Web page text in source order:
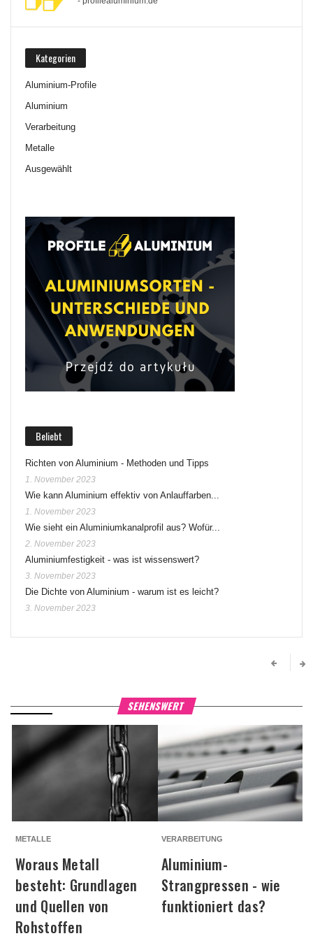
Kategorien
Aluminium-Profile
Aluminium
Verarbeitung
Metalle
Ausgewählt
Beliebt
Richten von Aluminium - Methoden und Tipps
1. November 2023
Wie kann Aluminium effektiv von Anlauffarben...
1. November 2023
Wie sieht ein Aluminiumkanalprofil aus? Wofür...
2. November 2023
Aluminiumfestigkeit - was ist wissenswert?
3. November 2023
Die Dichte von Aluminium - warum ist es leicht?
3. November 2023
SEHENSWERT
METALLE
Woraus Metall
besteht: Grundlagen
und Quellen von
Rohstoffen
VERARBEITUNG
Aluminium-
Strangpressen - wie
funktioniert das?